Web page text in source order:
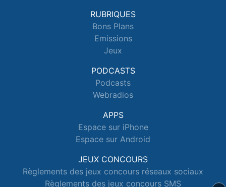
RUBRIQUES
Bons Plans
Emissions
Jeux
PODCASTS
Podcasts
Webradios
APPS
Espace sur iPhone
Espace sur Android
JEUX CONCOURS
Règlements des jeux concours réseaux sociaux
Règlements des jeux concours SMS